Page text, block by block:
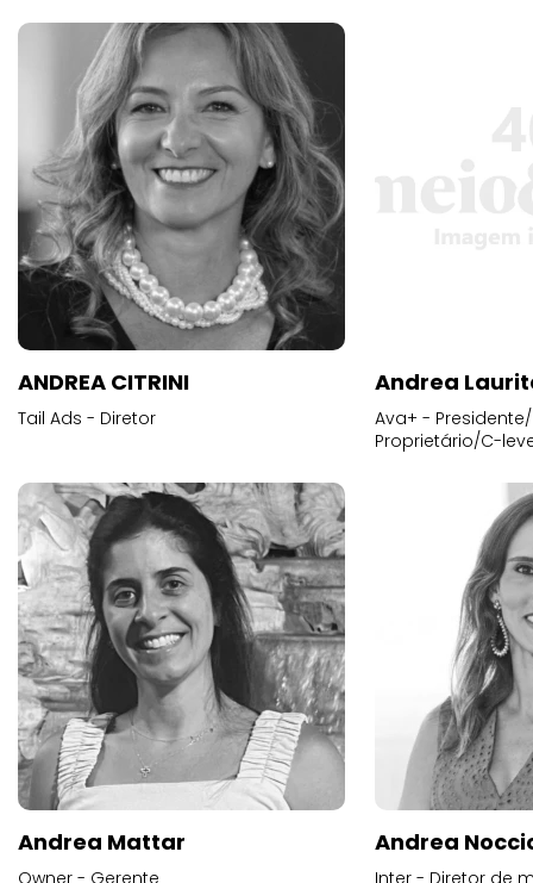
ANDREA CITRINI
Tail Ads - Diretor
Andrea
Ava+ -
Proprietário/C-
Andrea Mattar
Owner - Gerente
Andrea
Inter - Diretor de